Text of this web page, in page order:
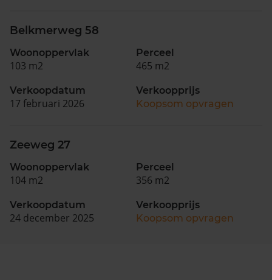
Belkmerweg 58
Woonoppervlak
103 m2
Perceel
465 m2
Verkoopdatum
17 februari 2026
Verkoopprijs
Koopsom opvragen
Zeeweg 27
Woonoppervlak
104 m2
Perceel
356 m2
Verkoopdatum
24 december 2025
Verkoopprijs
Koopsom opvragen